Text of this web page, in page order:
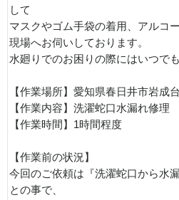
して
マスクやゴム手袋の着用、アルコ
現場へお伺いしております。
水廻りでのお困りの際にはいつで
【作業場所】愛知県春日井市岩成
【作業内容】洗濯蛇口水漏れ修理
【作業時間】1時間程度
【作業前の状況】
今回のご依頼は『洗濯蛇口から水
との事で、